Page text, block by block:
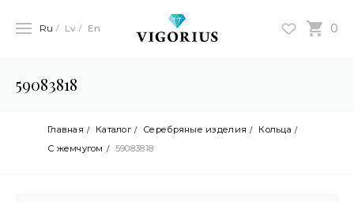
0
Ru Lv En
59083818
Главная Каталог Серебряные изделия
Кольца
С жемчугом
59083818